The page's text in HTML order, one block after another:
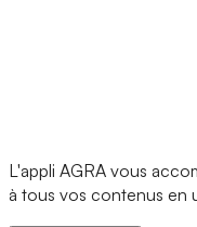
L'appli AGRA vous
à tous vos contenus en